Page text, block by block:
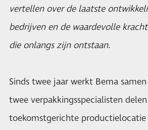
vertellen over de laatste
bedrijven en de waardevolle
die onlangs zijn ontstaan.
Sinds twee jaar werkt Bema
twee verpakkingsspecialisten
toekomstgerichte productielocatie